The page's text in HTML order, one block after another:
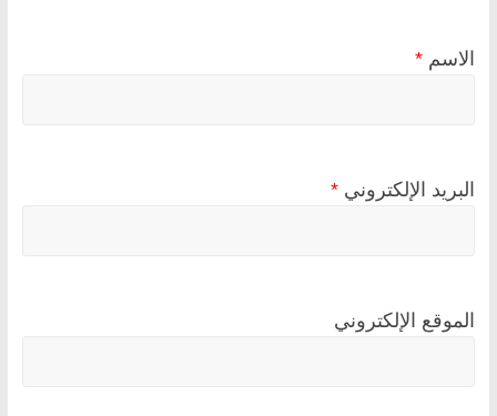
الاسم *
البريد الإلكتروني *
الموقع الإلكتروني